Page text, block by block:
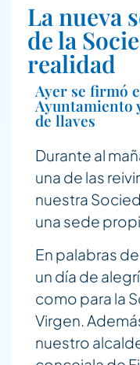
La nueva
de la
realidad
Ayer se firmó
Ayuntamiento
de llaves
Durante al
una de las
nuestra
una sede
En palabras
un día de
como para la
Virgen.
nuestro